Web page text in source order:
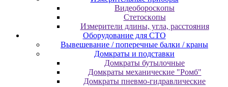
Bидeoбopocкoпы
Cтeтocкoпы
Измepитeли длины, углa, paccтoяния
Оборудование для CТО
Вывешевание / поперечные балки / краны
Домкраты и подставки
Домкраты бутылочные
Домкраты механические "Ромб"
Домкраты пневмо-гидравлические